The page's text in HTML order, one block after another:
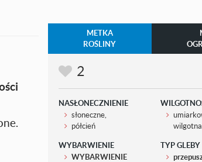
METKA
ROŚLINY
2
NASŁONECZNIENIE
słoneczne,
półcień
WYBARWIENIE
WYBARWIENIE
wilgotna
TYP GLEBY